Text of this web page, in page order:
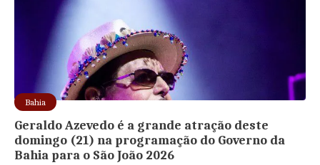
Bahia
Geraldo Azevedo é a grande atração deste
domingo (21) na programação do Governo da
Bahia para o São João 2026